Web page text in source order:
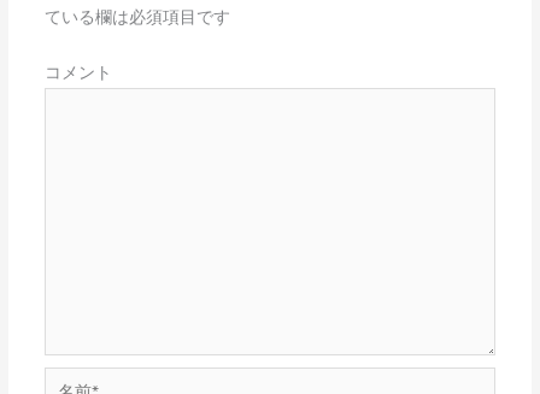
ている欄は必須項目です
コメント